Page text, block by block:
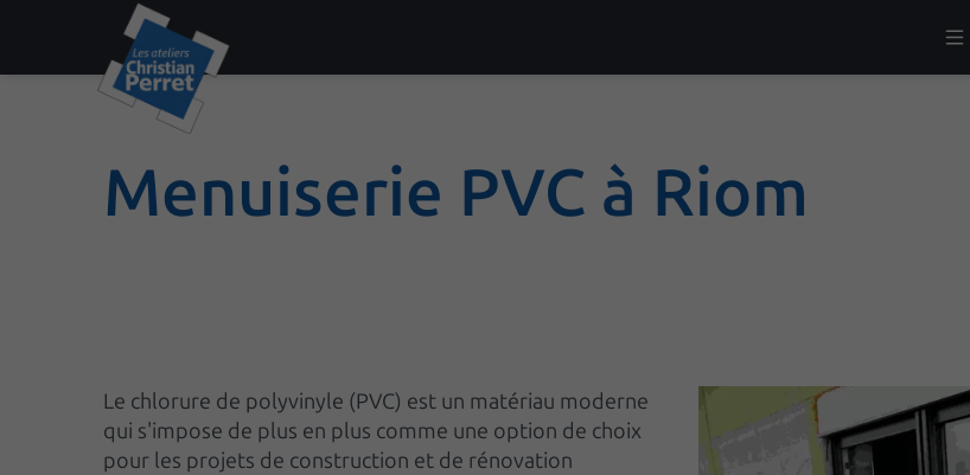
Menuiserie PVC à Riom
Le chlorure de polyvinyle (PVC) est un matériau moderne
qui s'impose de plus en plus comme une option de choix
pour les projets de construction et de rénovation